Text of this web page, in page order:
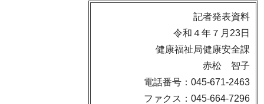
記者発表資料
令和４年７月23日
健康福祉局健康安全課
赤松 智子
電話番号：045-671-2463
ファクス：045-664-7296